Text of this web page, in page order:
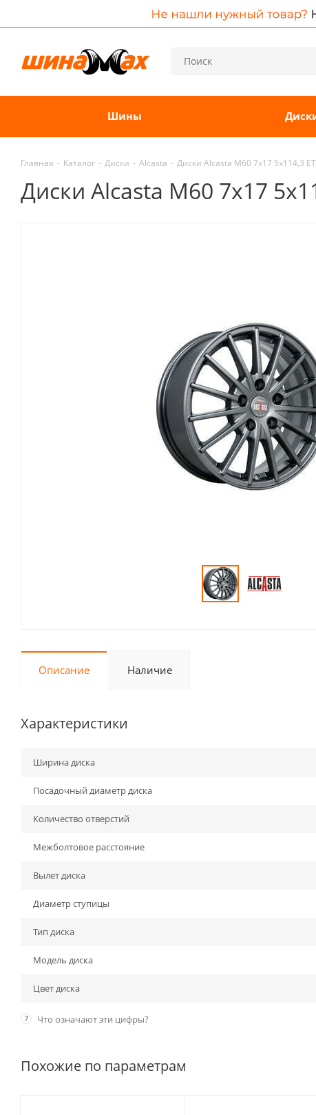
Шины
Главная - Каталог - Диски - Alcasta - Диски Alcasta M60 7x17 5x114,3
Диски Alcasta M60 7x17
Описание Наличие
Характеристики
Ширина диска
Посадочный диаметр диска
Количество отверстий
Межболтовое расстояние
Вылет диска
Диаметр ступицы
Тип диска
Модель диска
Цвет диска
? Что означают эти цифры?
Похожие по параметрам